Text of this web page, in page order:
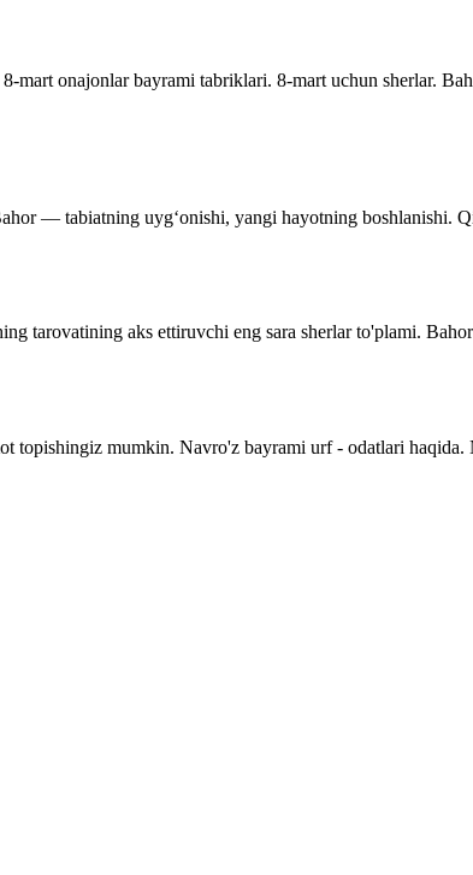
mart onajonlar bayrami tabriklari. 8-mart uchun sherlar.
— tabiatning uyg‘onishi, yangi hayotning boshlanishi.
tarovatining aks ettiruvchi eng sara sherlar to'plami.
topishingiz mumkin. Navro'z bayrami urf - odatlari